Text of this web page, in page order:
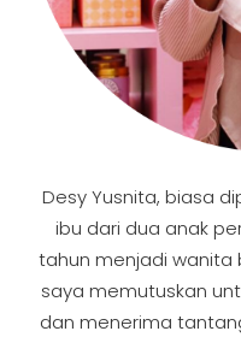
Desy Yusnita, biasa
ibu dari dua anak
tahun menjadi wanita
saya memutuskan
dan menerima